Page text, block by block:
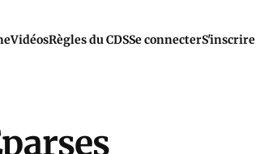
VidéosRègles du CDSSe connecterS'inscrire